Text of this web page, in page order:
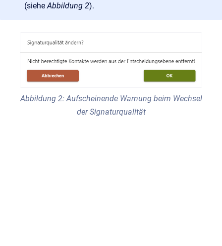
(siehe Abbildung 2).
Abbildung 2: Aufscheinende Warnung beim Wechsel
der Signaturqualität